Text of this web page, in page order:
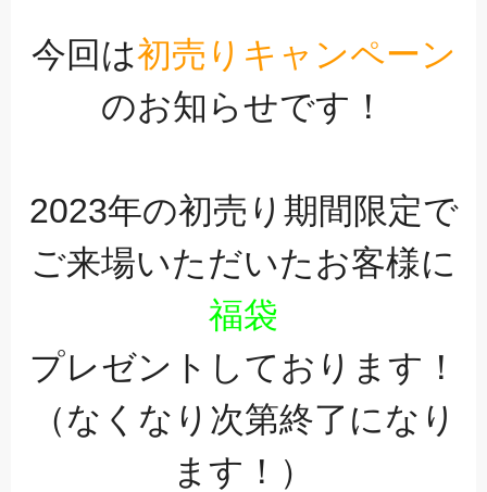
今回は初売りキャンペーン
のお知らせです！
2023年の初売り期間限定で
ご来場いただいたお客様に
福袋
プレゼントしております！
（なくなり次第終了になり
ます！）